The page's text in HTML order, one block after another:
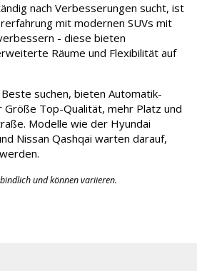
nach Verbesserungen sucht, ist
mit modernen SUVs mit
- diese bieten
Räume und Flexibilität auf
suchen, bieten Automatik-
Größe Top-Qualität, mehr Platz und
Modelle wie der Hyundai
Nissan Qashqai warten darauf,
und können variieren.